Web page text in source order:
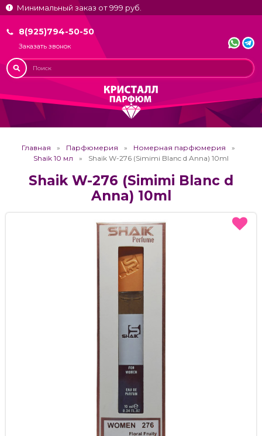
Минимальный заказ от 999 руб.
8(925)794-50-50
Заказать звонок
Главная Парфюмерия
Номерная парфюмерия
Shaik 10 мл
Shaik W-276 (Simimi Blanc d Anna) 10ml
Shaik W-276 (Simimi Blanc d
Anna) 10ml